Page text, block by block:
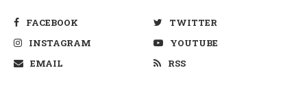
FACEBOOK
TWITTER
INSTAGRAM
YOUTUBE
EMAIL
RSS